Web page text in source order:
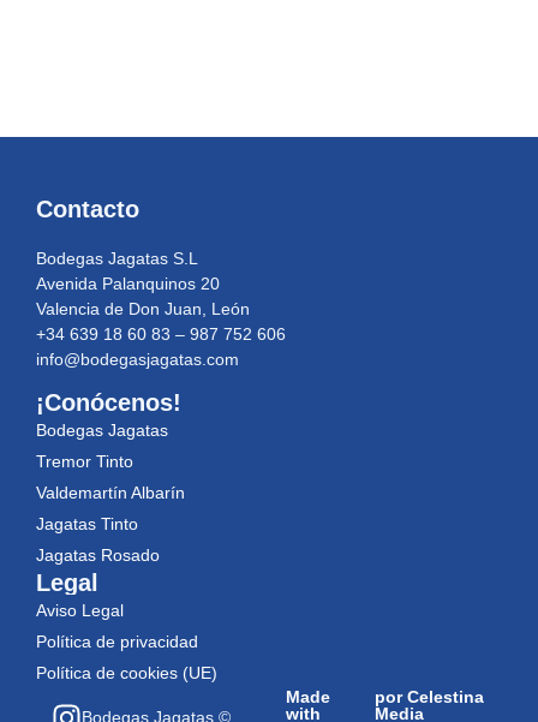
Contacto
Bodegas Jagatas S.L
Avenida Palanquinos 20
Valencia de Don Juan, León
+34 639 18 60 83 – 987 752 606
info@bodegasjagatas.com
¡Conócenos!
Bodegas Jagatas
Tremor Tinto
Valdemartín Albarín
Jagatas Tinto
Jagatas Rosado
Legal
Aviso Legal
Política de privacidad
Política de cookies (UE)
Bodegas Jagatas ©
por Celestina
Media
Made
with